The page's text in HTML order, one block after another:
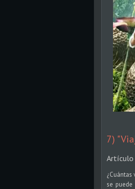
7)
Artículo
¿Cuántas
se